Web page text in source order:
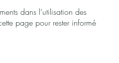
dans l’utilisation des
page pour rester informé